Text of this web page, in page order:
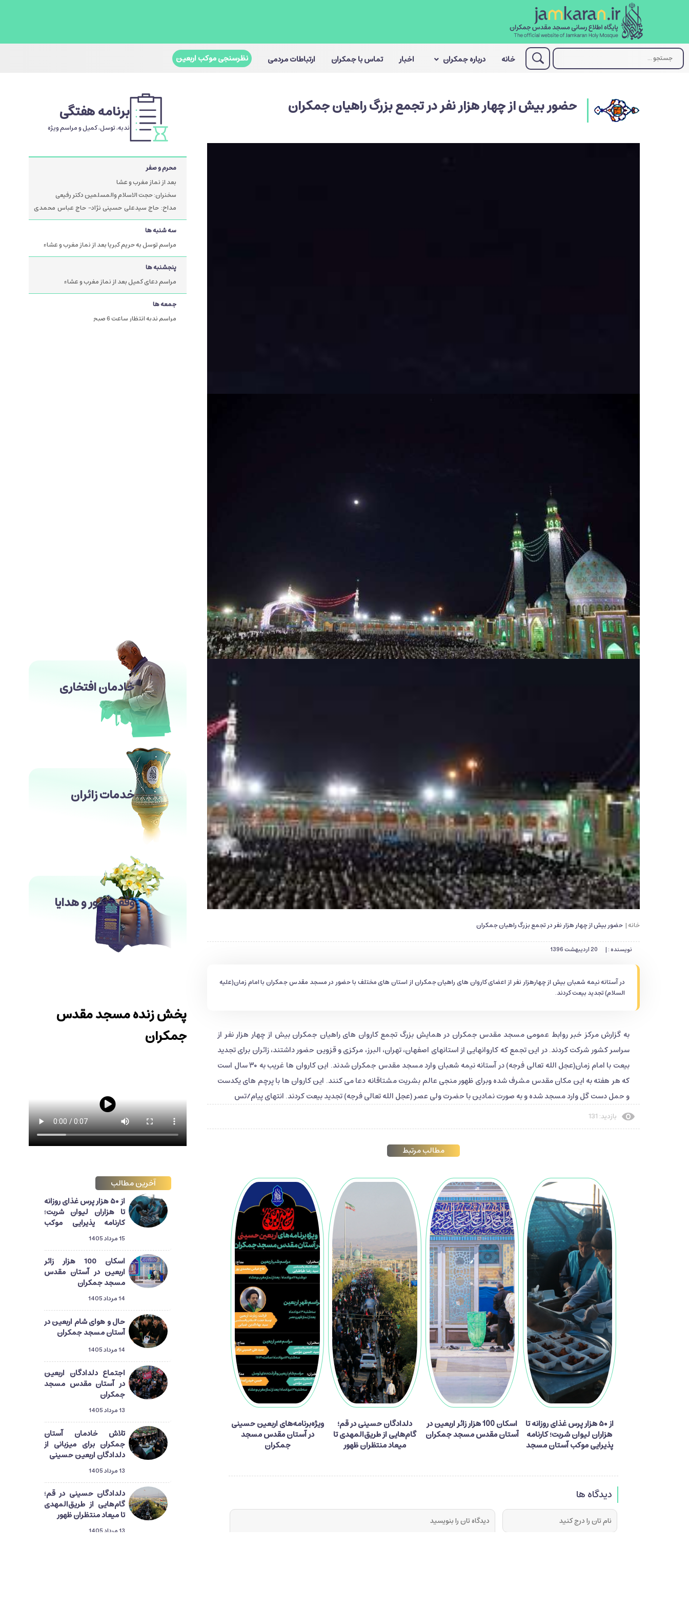
خانه درباره جمکران اخبار تماس با جمکران ارتباطات مردمی نظرسنجی موکب اربعین
حضور بیش از چهار هزار نفر در تجمع بزرگ راهیان جمکران
خانه | حضور بیش از چهار هزار نفر در تجمع بزرگ راهیان جمکران
نویسنده : | 20 اردیبهشت 1396
در آستانه نیمه شعبان بیش از چهارهزار نفر از اعضای کاروان های راهیان جمکران از استان های مختلف با حضور در مسجد مقدس جمکران با امام زمان(علیه
السلام) تجدید بیعت کردند.
به گزارش مرکز خبر روابط عمومی مسجد مقدس جمکران در همایش بزرگ تجمع کاروان های راهیان جمکران بیش از چهار هزار نفر از
سراسر کشور شرکت کردند. در این تجمع که کاروانهایی از استانهای اصفهان، تهران، البرز، مرکزی و قزوین حضور داشتند، زائران برای تجدید
بیعت با امام زمان(عجل الله تعالی فرجه) در آستانه نیمه شعبان وارد مسجد مقدس جمکران شدند. این کاروان ها غریب به ۳۰ سال است
که هر هفته به این مکان مقدس مشرف شده وبرای ظهور منجی عالم بشریت مشتاقانه دعا می کنند. این کاروان ها با پرچم های یکدست
و حمل دست گل وارد مسجد شده و به صورت نمادین با حضرت ولی عصر (عجل الله تعالی فرجه) تجدید بیعت کردند. انتهای پیام/تس
بازدید: 131
مطالب مرتبط
از ۵۰ هزار پرس غذای روزانه تا
هزاران لیوان شربت؛ کارنامه
پذیرایی موکب آستان مسجد
اسکان 100 هزار زائر اربعین در
آستان مقدس مسجد جمکران
دلدادگان حسینی در قم؛
گام‌هایی از طریق‌المهدی تا
میعاد منتظران ظهور
ویژه‌برنامه‌های اربعین حسینی
در آستان مقدس مسجد
جمکران
دیدگاه ها
برنامه هفتگی
ندبه، توسل، کمیل و مراسم ویژه
محرم و صفر
بعد از نماز مغرب و عشا
سخنران: حجت الاسلام والمسلمین دکتر رفیعی
مداح: حاج سیدعلی حسینی نژاد- حاج عباس محمدی
پور
سه شنبه ها
مراسم توسل به حریم کبریا بعد از نماز مغرب و عشاء
پنجشنبه ها
مراسم دعای کمیل بعد از نماز مغرب و عشاء
جمعه ها
مراسم ندبه انتظار ساعت 6 صبح
خادمان افتخاری
خدمات زائران
وقف، نذور و هدایا
پخش زنده مسجد مقدس
جمکران
آخرین مطالب
از ۵۰ هزار پرس غذای روزانه
تا هزاران لیوان شربت؛
کارنامه پذیرایی موکب
آستان مسجد جمکران از
زائران اربعین
15 مرداد 1405
اسکان 100 هزار زائر
اربعین در آستان مقدس
مسجد جمکران
14 مرداد 1405
حال و هوای شام اربعین در
آستان مسجد جمکران
14 مرداد 1405
اجتماع دلدادگان اربعین
در آستان مقدس مسجد
جمکران
13 مرداد 1405
تلاش خادمان آستان
جمکران برای میزبانی از
دلدادگان اربعین حسینی
13 مرداد 1405
دلدادگان حسینی در قم؛
گام‌هایی از طریق‌المهدی
تا میعاد منتظران ظهور
13 مرداد 1405